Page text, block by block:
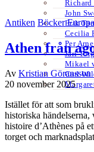
Richard
John
Erik
Cecilia
Per
Jarl
Mikael
Carl
Antiken Böcker Europa
Athen från
Av Kristian Göransson
20 november 2025
Istället för att som
historiska
histoire d’Athènes på
torget och